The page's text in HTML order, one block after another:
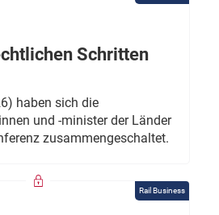
Schritten
haben sich die
und -minister der Länder
zusammengeschaltet.
Rail Business